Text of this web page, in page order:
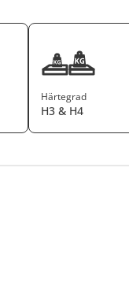
Härtegrad
H3 & H4